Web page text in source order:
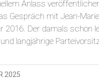
Anlass
Gespräch mit Jean-
2016. Der damals schon
langjährige
2025